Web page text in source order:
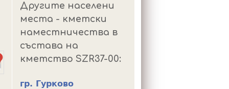
Другите населени
места - кметски
наместничества в
състава на
кметство SZR37-00:
гр. Гурково